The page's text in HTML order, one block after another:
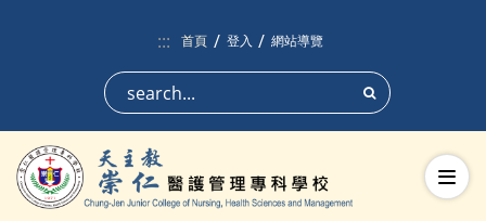
:::
首頁 登入 網站導覽
搜尋
切換